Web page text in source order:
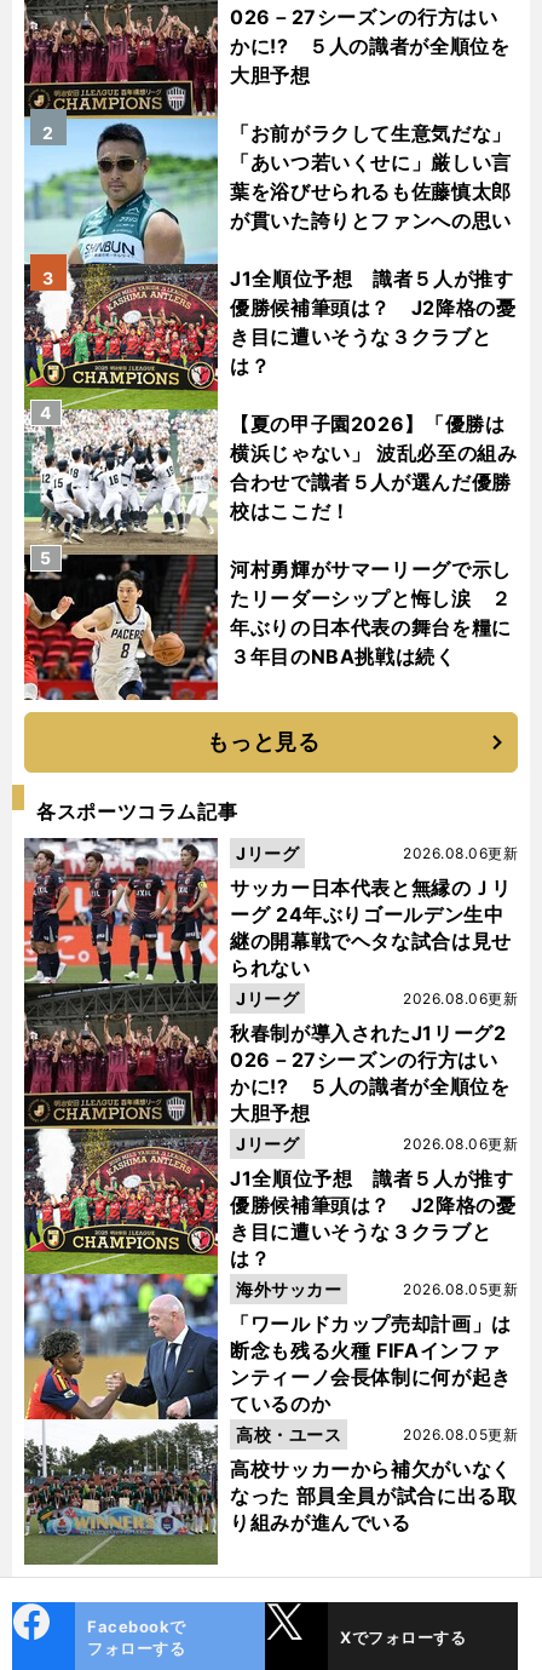
026－27シーズンの行方はい
かに!? ５人の識者が全順位を
大胆予想
「お前がラクして生意気だな」
「あいつ若いくせに」厳しい言
葉を浴びせられるも佐藤慎太郎
が貫いた誇りとファンへの思い
2
J1全順位予想 識者５人が推す
優勝候補筆頭は？ J2降格の憂
き目に遭いそうな３クラブと
は？
3
【夏の甲子園2026】「優勝は
横浜じゃない」 波乱必至の組み
合わせで識者５人が選んだ優勝
校はここだ！
4
河村勇輝がサマーリーグで示し
たリーダーシップと悔し涙 ２
年ぶりの日本代表の舞台を糧に
３年目のNBA挑戦は続く
5
もっと見る
各スポーツコラム記事
サッカー日本代表と無縁のＪリ
ーグ 24年ぶりゴールデン生中
継の開幕戦でヘタな試合は見せ
られない
2026.08.06更新
Jリーグ
秋春制が導入されたJ1リーグ2
026－27シーズンの行方はい
かに!? ５人の識者が全順位を
大胆予想
2026.08.06更新
Jリーグ
J1全順位予想 識者５人が推す
優勝候補筆頭は？ J2降格の憂
き目に遭いそうな３クラブと
は？
2026.08.06更新
Jリーグ
「ワールドカップ売却計画」は
断念も残る火種 FIFAインファ
ンティーノ会長体制に何が起き
ているのか
2026.08.05更新
海外サッカー
高校サッカーから補欠がいなく
なった 部員全員が試合に出る取
り組みが進んでいる
2026.08.05更新
高校・ユース
ok
Facebookで
フォローする
Xでフォローする